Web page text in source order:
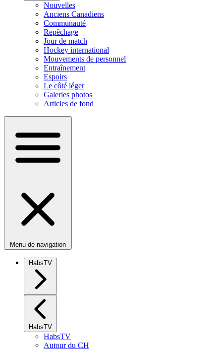
Nouvelles
Anciens Canadiens
Communauté
Repêchage
Jour de match
Hockey international
Mouvements de personnel
Entraînement
Espoirs
Le côté léger
Galeries photos
Articles de fond
Menu de navigation
HabsTV
HabsTV
HabsTV
Autour du CH